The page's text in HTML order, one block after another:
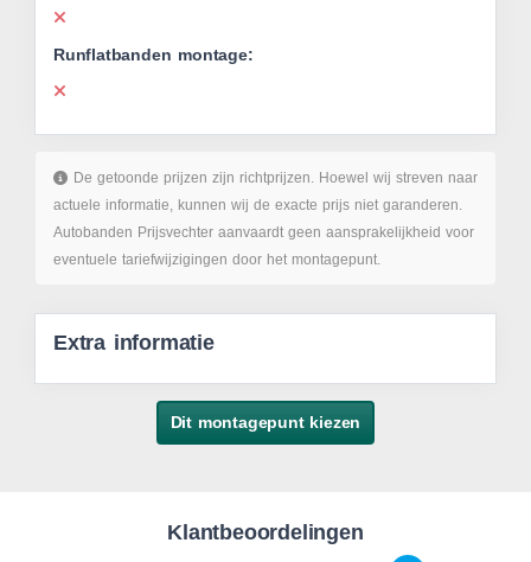
Runflatbanden montage:
De getoonde prijzen zijn richtprijzen. Hoewel wij streven naar
actuele informatie, kunnen wij de exacte prijs niet garanderen.
Autobanden Prijsvechter aanvaardt geen aansprakelijkheid voor
eventuele tariefwijzigingen door het montagepunt.
Extra informatie
Dit montagepunt kiezen
Klantbeoordelingen